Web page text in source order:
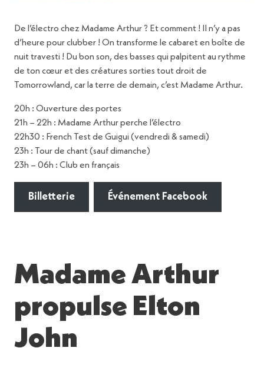
De l’électro chez Madame Arthur ? Et comment ! Il n’y a pas
d’heure pour clubber ! On transforme le cabaret en boîte de
nuit travesti ! Du bon son, des basses qui palpitent au rythme
de ton cœur et des créatures sorties tout droit de
Tomorrowland, car la terre de demain, c’est Madame Arthur.
20h : Ouverture des portes
21h – 22h : Madame Arthur perche l’électro
22h30 : French Test de Guigui (vendredi & samedi)
23h : Tour de chant (sauf dimanche)
23h – 06h : Club en français
Billetterie Événement Facebook
Madame Arthur
propulse Elton
John